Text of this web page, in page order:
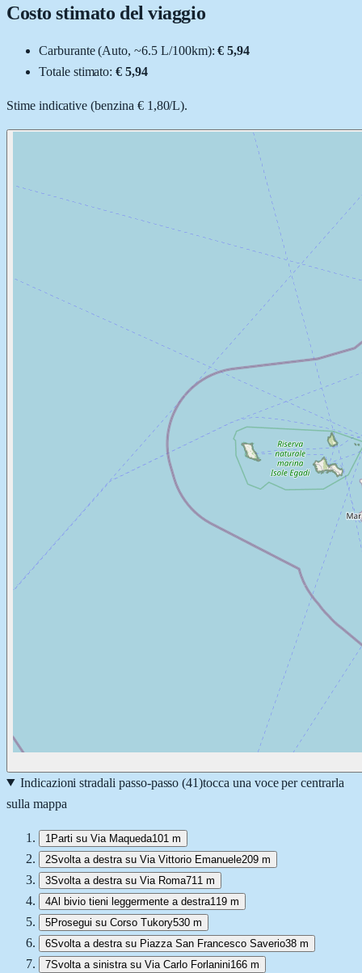
Costo stimato del viaggio
Carburante (Auto, ~6.5 L/100km): € 5,94
Totale stimato:€ 5,94
Stime indicative (benzina € 1,80/L).
Indicazioni stradali passo-passo (41)tocca una voce per centrarla
sulla mappa
1 Parti su Via Maqueda101 m
2Svolta a destra su Via Vittorio Emanuele209 m
3Svolta a destra su Via Roma711 m
4Al bivio tieni leggermente a destra119 m
5Prosegui su Corso Tukory530 m
6Svolta a destra su Piazza San Francesco Saverio38 m
7Svolta a sinistra su Via Carlo Forlanini166 m